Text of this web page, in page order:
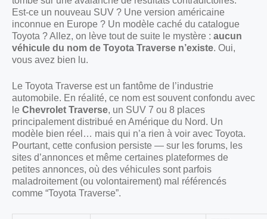
Est-ce un nouveau SUV ? Une version américaine
inconnue en Europe ? Un modèle caché du catalogue
Toyota ? Allez, on lève tout de suite le mystère : aucun
véhicule du nom de Toyota Traverse n’existe. Oui,
vous avez bien lu.
Le Toyota Traverse est un fantôme de l’industrie
automobile. En réalité, ce nom est souvent confondu avec
le Chevrolet Traverse, un SUV 7 ou 8 places
principalement distribué en Amérique du Nord. Un
modèle bien réel… mais qui n’a rien à voir avec Toyota.
Pourtant, cette confusion persiste — sur les forums, les
sites d’annonces et même certaines plateformes de
petites annonces, où des véhicules sont parfois
maladroitement (ou volontairement) mal référencés
comme “Toyota Traverse”.